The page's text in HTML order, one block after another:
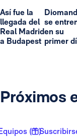
Así fue la
llegada del
Real Madrid
a Budapest
se
en su
primer
Próximos
( 1 )